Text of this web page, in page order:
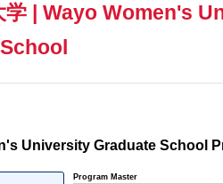
学 | Wayo Women's
University Graduate School
Program Master